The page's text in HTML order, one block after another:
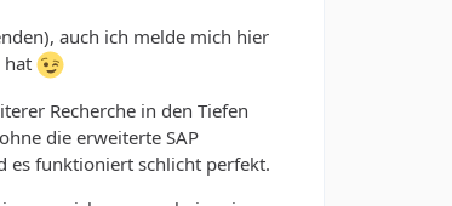
auch ich melde mich hier
hat
Recherche in den Tiefen
die erweiterte SAP
es funktioniert schlicht perfekt.